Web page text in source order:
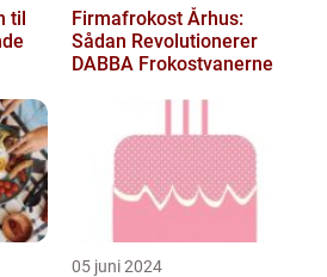
til
Firmafrokost Århus:
Sådan Revolutionerer
DABBA Frokostvanerne
05 juni 2024